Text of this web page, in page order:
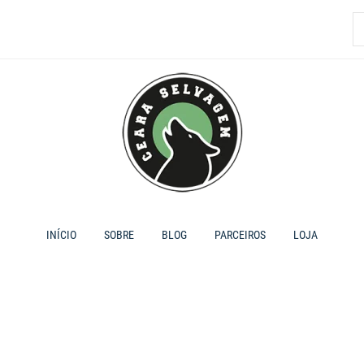
INÍCIO SOBRE BLOG PARCEIROS LOJA